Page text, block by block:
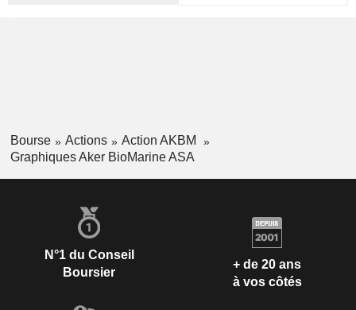
Bourse Actions
Action AKBM
Graphiques Aker BioMarine ASA
N°1 du Conseil
Boursier
+ de 20 ans
à vos côtés